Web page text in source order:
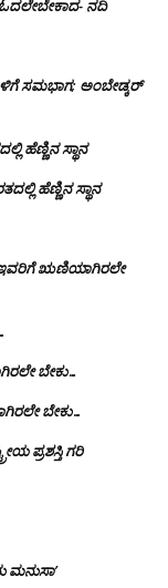
ನದಿ
ಸಮಭಾಗ; ಅಂಬೇಡ್ಕರ್
ಹೆಣ್ಣಿನ ಸ್ಥಾನ‌
ಹೆಣ್ಣಿನ ಸ್ಥಾನ‌
ಇವರಿಗೆ ಋಣಿಯಾಗಿರಲೇ
ಬೇಕು…
ಬೇಕು…
ಪ್ರಶಸ್ತಿ ಗರಿ
ಮನುಸಾ’